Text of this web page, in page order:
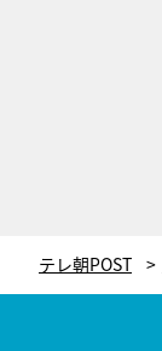
テレ朝POST